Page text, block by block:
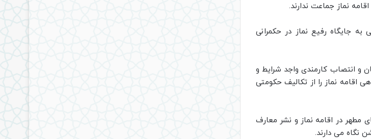
نماز جماعت ندارند.
جایگاه رفیع نماز در حکمرانی
و انتصاب کارمندی واجد شرایط و
اقامه نماز را از تکالیف حکومتی
مطهر در اقامه نماز و نشر معارف
نگاه می دارند.